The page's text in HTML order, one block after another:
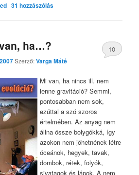
|31 hozzászólás
ha…?
Szerző:Varga Máté
10
Mi van, ha nincs ill. nem
lenne gravitáció? Semmi,
pontosabban nem sok,
ezúttal a szó szoros
értelmében. Az anyag nem
állna össze bolygókká, így
azokon nem jöhetnének létre
óceánok, hegyek, tavak,
dombok, rétek, folyók,
sivatagok és lápok. A nem